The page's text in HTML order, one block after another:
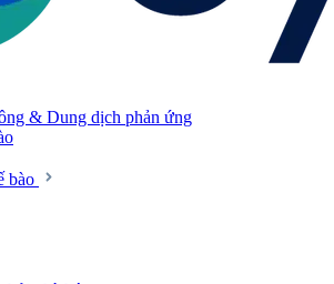
& Dung dịch phản ứng
bào